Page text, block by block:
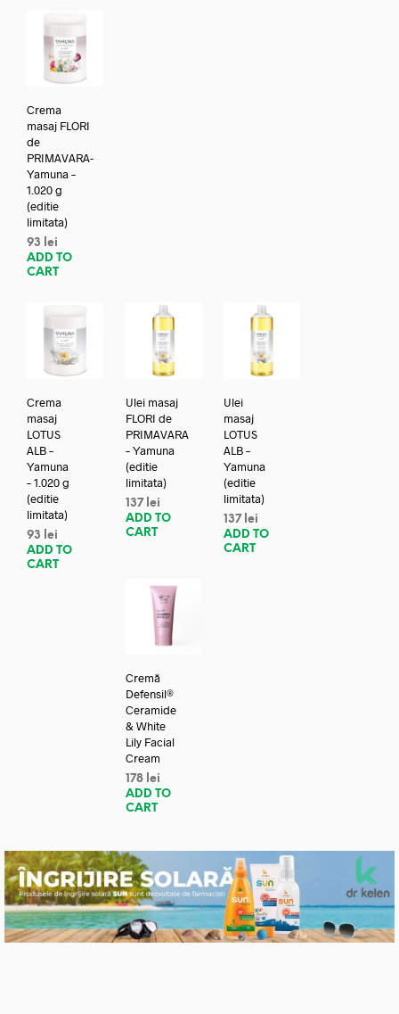
Crema
masaj FLORI
de
PRIMAVARA-
Yamuna –
1.020 g
(editie
limitata)
93
lei
ADD TO
CART
Crema
masaj
LOTUS
ALB –
Yamuna
– 1.020 g
(editie
limitata)
93
lei
ADD TO
CART
Ulei masaj
FLORI de
PRIMAVARA
– Yamuna
(editie
limitata)
137 lei
ADD TO
CART
Ulei
masaj
LOTUS
ALB –
Yamuna
(editie
limitata)
137 lei
ADD TO
CART
Cremă
Defensil®
Ceramide
& White
Lily Facial
Cream
178 lei
ADD TO
CART